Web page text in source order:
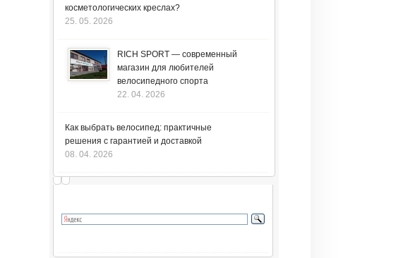
косметологических креслах?
25. 05. 2026
RICH SPORT — современный
магазин для любителей
велосипедного спорта
22. 04. 2026
Как выбрать велосипед: практичные
решения с гарантией и доставкой
08. 04. 2026